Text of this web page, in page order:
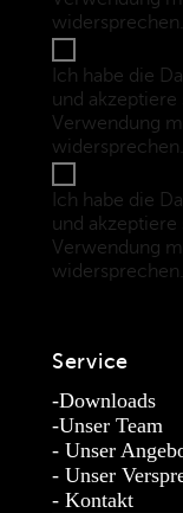
widersprechen.
Ich habe die
und akzeptiere
Verwendung
widersprechen.
Ich habe die
und akzeptiere
Verwendung
widersprechen.
Service
Downloads
Unser Team
Unser
Unser
Kontakt